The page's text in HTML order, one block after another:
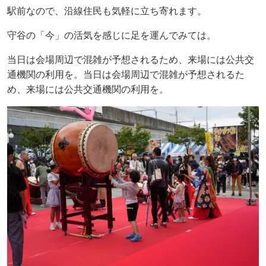
駅前なので、沿線住民も気軽に立ち寄れます。
守谷の「今」の活気を感じに足を運んでみては。
当日は会場周辺で混雑が予想されるため、来場には公共交
通機関の利用を。当日は会場周辺で混雑が予想されるた
め、来場には公共交通機関の利用を。